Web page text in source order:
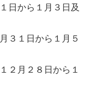
日から１月３日及
３１日から１月５
２月２８日から１